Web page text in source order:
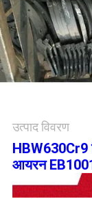
साइटमैप
गोपनीयता
उत्पाद विवरण
HBW630Cr9
आयरन